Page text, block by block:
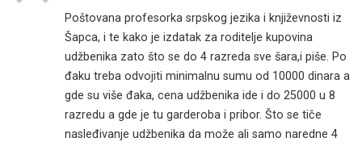
Poštovana profesorka srpskog jezika i književnosti iz
Šapca, i te kako je izdatak za roditelje kupovina
udžbenika zato što se do 4 razreda sve šara,i piše. Po
đaku treba odvojiti minimalnu sumu od 10000 dinara a
gde su više đaka, cena udžbenika ide i do 25000 u 8
razredu a gde je tu garderoba i pribor. Što se tiče
nasleđivanje udžbenika da može ali samo naredne 4